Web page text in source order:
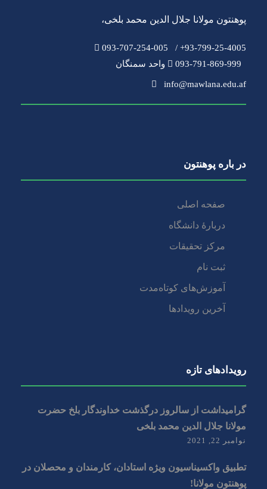
پوهنتون مولانا جلال الدین محمد بلخی،
93-799-25-4005+ /
093-707-254-005
093-791-869-999 واحد سمنگان
info@mawlana.edu.af
در باره‌ پوهنتون
صفحه اصلی
دربارۀ‌ دانشگاه
مرکز تحقیقات
ثبت نام
آموزش‌های کوتاه‌مدت
آخرین رویدادها
رویداد‌های تازه
گرامیداشت از سالروز درگذشت خداوندگار بلخ حضرت
مولانا جلال الدین محمد بلخی
نوامبر 22, 2021
تطبیق واکسیناسیون ویژه استادان، کارمندان و‌ محصلان در
پوهنتون مولانا!